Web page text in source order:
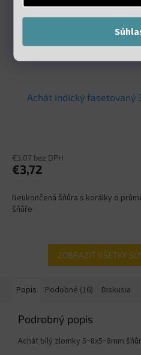
Achát indický fasetovaný
€3,07 bez DPH
€3,72
Neukončená šňůra s korálky o
šňůře
ZOBRAZIŤ VŠETKY
Popis Podobné (16) Diskusia
Podrobný popis
Achát bílý zlomky 5~8x5~8mm